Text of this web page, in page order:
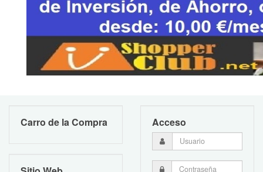
Carro de la Compra Acceso